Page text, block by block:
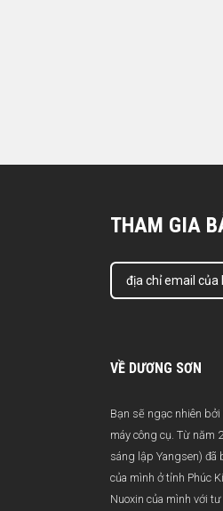
THAM GIA
VỀ DƯƠNG SƠN
Bạn sẽ ngạc nhiên bởi
máy công cụ. Từ năm
sáng lập Yangsen) đã
của mình ở tỉnh Phúc
Nuoxin của mình với